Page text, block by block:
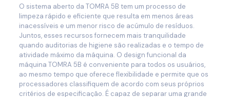
O sistema aberto da TOMRA 5B tem um processo de
limpeza rápido e eficiente que resulta em menos áreas
inacessíveis e um menor risco de acúmulo de resíduos.
Juntos, esses recursos fornecem mais tranquilidade
quando auditorias de higiene são realizadas e o tempo de
atividade máximo da máquina. O design funcional da
máquina TOMRA 5B é conveniente para todos os usuários,
ao mesmo tempo que oferece flexibilidade e permite que os
processadores classifiquem de acordo com seus próprios
critérios de especificação. É capaz de separar uma grande